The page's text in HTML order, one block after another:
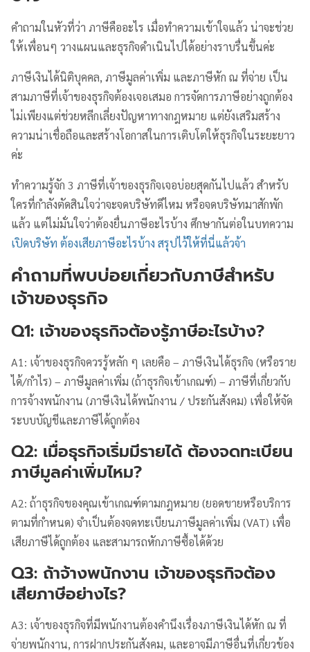
คำถามในหัวที่ว่า ภาษีคืออะไร เมื่อทำความเข้าใจแล้ว น่าจะช่วย
ให้เพื่อนๆ วางแผนและธุรกิจดำเนินไปได้อย่างราบรื่นขึ้นค่ะ
ภาษีเงินได้นิติบุคคล, ภาษีมูลค่าเพิ่ม และภาษีหัก ณ ที่จ่าย เป็น
สามภาษีที่เจ้าของธุรกิจต้องเจอเสมอ การจัดการภาษีอย่างถูกต้อง
ไม่เพียงแต่ช่วยหลีกเลี่ยงปัญหาทางกฎหมาย แต่ยังเสริมสร้าง
ความน่าเชื่อถือและสร้างโอกาสในการเติบโตให้ธุรกิจในระยะยาว
ค่ะ
ทำความรู้จัก 3 ภาษีที่เจ้าของธุรกิจเจอบ่อยสุดกันไปแล้ว สำหรับ
ใครที่กำลังตัดสินใจว่าจะจดบริษัทดีไหม หรือจดบริษัทมาสักพัก
แล้ว แต่ไม่มั่นใจว่าต้องยื่นภาษีอะไรบ้าง ศึกษากันต่อในบทความ
เปิดบริษัท ต้องเสียภาษีอะไรบ้าง สรุปไว้ให้ที่นี่แล้วจ้า
คำถามที่พบบ่อยเกี่ยวกับภาษีสำหรับ
เจ้าของธุรกิจ
Q1: เจ้าของธุรกิจต้องรู้ภาษีอะไรบ้าง?
A1: เจ้าของธุรกิจควรรู้หลัก ๆ เลยคือ – ภาษีเงินได้ธุรกิจ (หรือราย
ได้/กำไร) – ภาษีมูลค่าเพิ่ม (ถ้าธุรกิจเข้าเกณฑ์) – ภาษีที่เกี่ยวกับ
การจ้างพนักงาน (ภาษีเงินได้พนักงาน / ประกันสังคม) เพื่อให้จัด
ระบบบัญชีและภาษีได้ถูกต้อง
Q2: เมื่อธุรกิจเริ่มมีรายได้ ต้องจดทะเบียน
ภาษีมูลค่าเพิ่มไหม?
A2: ถ้าธุรกิจของคุณเข้าเกณฑ์ตามกฎหมาย (ยอดขายหรือบริการ
ตามที่กำหนด) จำเป็นต้องจดทะเบียนภาษีมูลค่าเพิ่ม (VAT) เพื่อ
เสียภาษีได้ถูกต้อง และสามารถหักภาษีซื้อได้ด้วย
Q3: ถ้าจ้างพนักงาน เจ้าของธุรกิจต้อง
เสียภาษีอย่างไร?
A3: เจ้าของธุรกิจที่มีพนักงานต้องคำนึงเรื่องภาษีเงินได้หัก ณ ที่
จ่ายพนักงาน, การฝากประกันสังคม, และอาจมีภาษีอื่นที่เกี่ยวข้อง